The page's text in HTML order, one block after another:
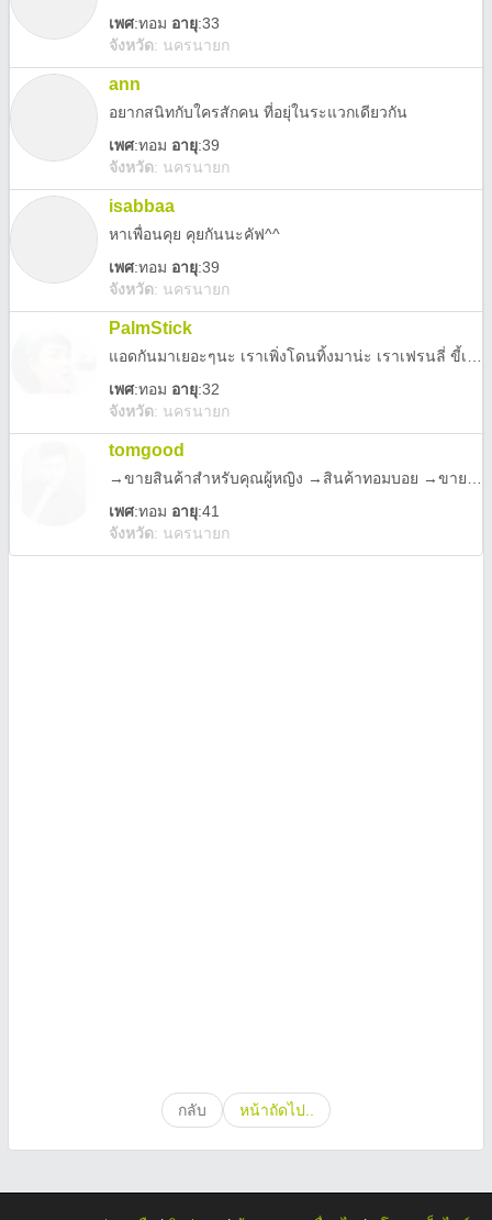
เพศ:ทอม อายุ:33
จังหวัด: นครนายก
ann
อยากสนิทกับใครสักคน ที่อยุ่ในระแวกเดียวกัน
เพศ:ทอม อายุ:39
จังหวัด: นครนายก
isabbaa
หาเพื่อนคุย คุยกันนะคัฟ^^
เพศ:ทอม อายุ:39
จังหวัด: นครนายก
PalmStick
เพศ:ทอม อายุ:32
จังหวัด: นครนายก
tomgood
เพศ:ทอม อายุ:41
จังหวัด: นครนายก
กลับ หน้าถัดไป..